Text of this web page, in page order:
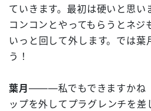
ていきます。最初は硬いと思い
コンコンとやってもらうとネジ
いっと回して外します。では葉
う！
葉月 ―――私でもできますかね
ップを外してプラグレンチを差